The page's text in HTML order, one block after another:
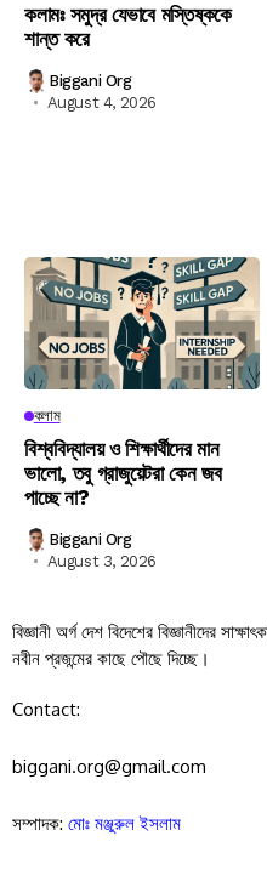
কলামঃ সমুদ্র যেভাবে মস্তিষ্ককে
শান্ত করে
Biggani Org
August 4, 2026
কলাম
বিশ্ববিদ্যালয় ও শিক্ষার্থীদের মান
ভালো, তবু গ্রাজুয়েটরা কেন জব
পাচ্ছে না?
Biggani Org
August 3, 2026
বিজ্ঞানী অর্গ দেশ বিদেশের বিজ্ঞানীদের
নবীন প্রজন্মের কাছে পৌছে দিচ্ছে।
Contact:
biggani.org@gmail.com
সম্পাদক: মোঃ মঞ্জুরুল ইসলাম